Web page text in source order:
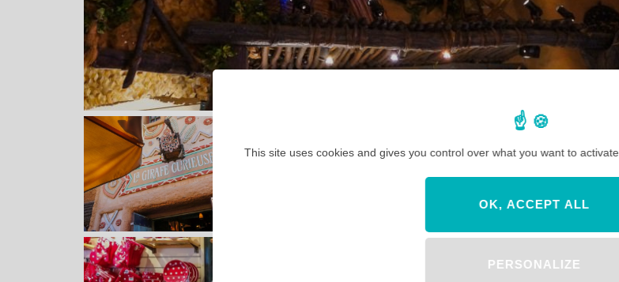
This site uses cookies and gives you control over what you want to activate
OK, ACCEPT ALL
PERSONALIZE